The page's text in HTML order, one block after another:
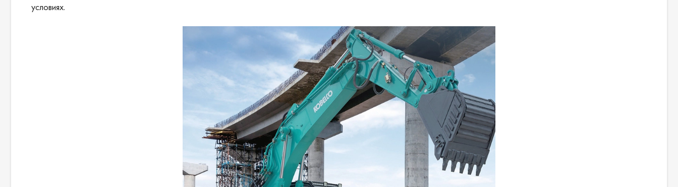
Автоматическая остановка механизма на
холостом ходу для экономии топлива;
Мощные светодиодные фары для работы в
темное время суток.
Вес техники: 14 400 кг.
Формат: 4JJ1XDRA.
Номинальная мощность: 78,5 кВт / 2000 мин-1, 106,7 л.с. / 2000 об / мин.
Общий объем: 2,999 мл.
условиях.